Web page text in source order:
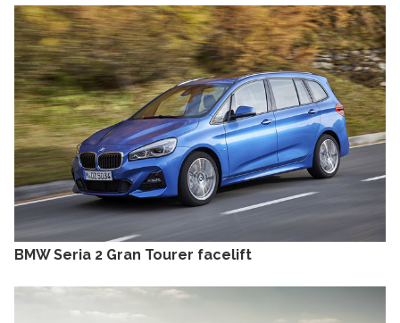
BMW Seria 2 Gran Tourer facelift